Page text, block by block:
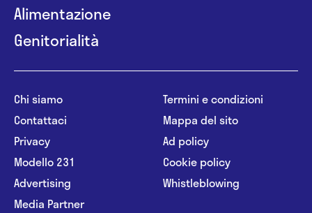
Alimentazione
Genitorialità
Chi siamo
Contattaci
Privacy
Modello 231
Advertising
Media Partner
Termini e condizioni
Mappa del sito
Ad policy
Cookie policy
Whistleblowing